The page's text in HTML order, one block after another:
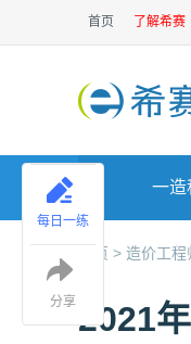
首页 了解希赛
一造
首页 > 造价工程
2021
每日一练
分享